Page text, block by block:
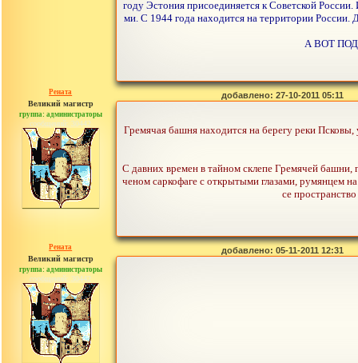
году Эстония присоединяется к Советской
ми. С 1944 года находится на территории России.
А ВОТ
Рената
Великий магистр
группа: администраторы
сообщений: 30442
добавлено: 27-10-2011 05:11
Гремячая башня находится на берегу реки
С давних времен в тайном склепе Гремячей башни,
ченом саркофаге с открытыми глазами, румянцем
се
Рената
Великий магистр
группа: администраторы
сообщений: 30442
добавлено: 05-11-2011 12:31